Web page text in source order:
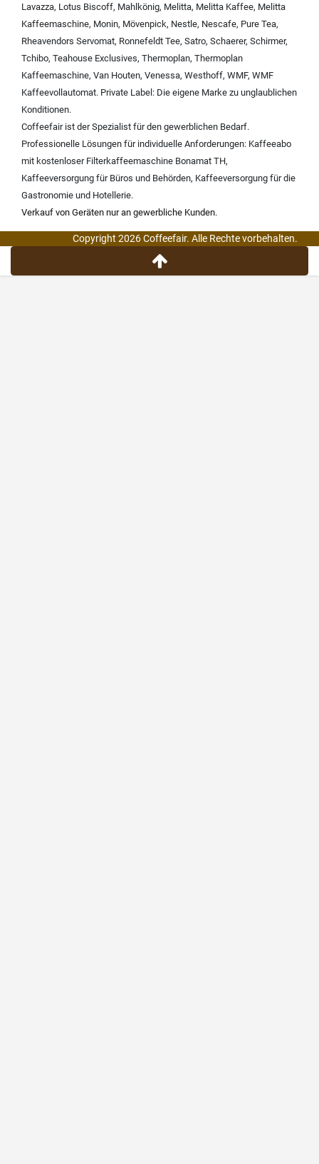
Lavazza, Lotus Biscoff, Mahlkönig, Melitta, Melitta Kaffee, Melitta
Kaffeemaschine, Monin, Mövenpick, Nestle, Nescafe, Pure Tea,
Rheavendors Servomat, Ronnefeldt Tee, Satro, Schaerer, Schirmer,
Tchibo, Teahouse Exclusives, Thermoplan, Thermoplan
Kaffeemaschine, Van Houten, Venessa, Westhoff, WMF, WMF
Kaffeevollautomat. Private Label: Die eigene Marke zu unglaublichen
Konditionen.
Coffeefair ist der Spezialist für den gewerblichen Bedarf.
Professionelle Lösungen für individuelle Anforderungen: Kaffeeabo
mit kostenloser Filterkaffeemaschine Bonamat TH,
Kaffeeversorgung für Büros und Behörden, Kaffeeversorgung für die
Gastronomie und Hotellerie.
Verkauf von Geräten nur an gewerbliche Kunden.
Copyright 2026 Coffeefair. Alle Rechte vorbehalten.